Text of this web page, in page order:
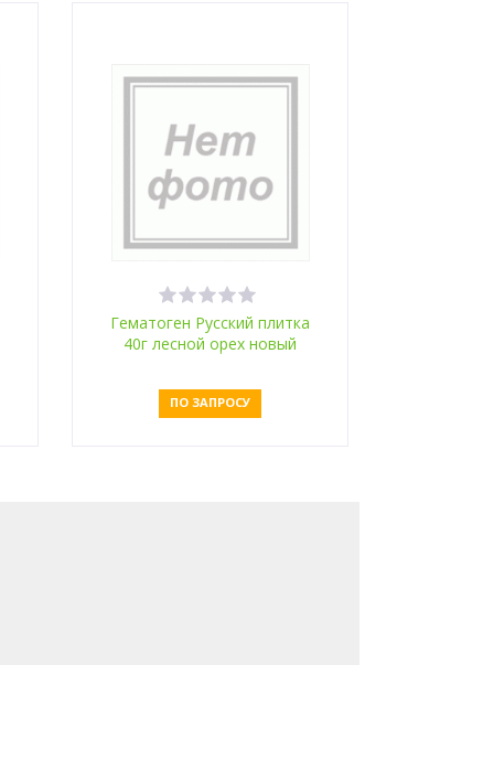
Гематоген Русский плитка
40г лесной орех новый
ПО ЗАПРОСУ